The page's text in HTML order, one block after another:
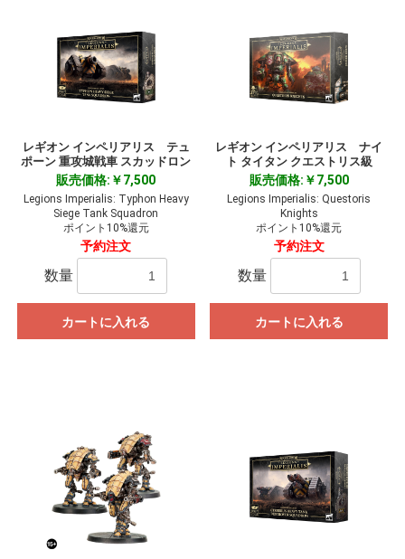
レギオン インペリアリス テュ
ポーン 重攻城戦車 スカッドロン
販売価格:￥7,500
Legions Imperialis: Typhon Heavy
Siege Tank Squadron
ポイント10%還元
予約注文
数量
カートに入れる
レギオン インペリアリス ナイ
ト タイタン クエストリス級
販売価格:￥7,500
Legions Imperialis: Questoris
Knights
ポイント10%還元
予約注文
数量
カートに入れる